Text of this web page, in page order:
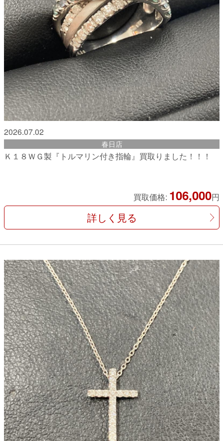
2026.07.02
春日店
Ｋ１８ＷＧ製『トルマリン付き指輪』買取りました！！！
買取価格: 106,000円
詳しく見る